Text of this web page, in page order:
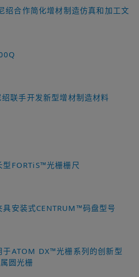
绍合作简化增材制造仿真和加工文
联手开发新型增材制造材料
型FORTiS™光栅栅尺
具安装式CENTRUM™码盘型号
于ATOM DX™光栅系列的创新型
圆光栅